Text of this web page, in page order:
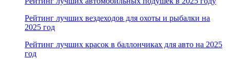
Рейтинг лучших вездеходов для охоты и рыбалки на
2025 год
Рейтинг лучших красок в баллончиках для авто на 2025
год